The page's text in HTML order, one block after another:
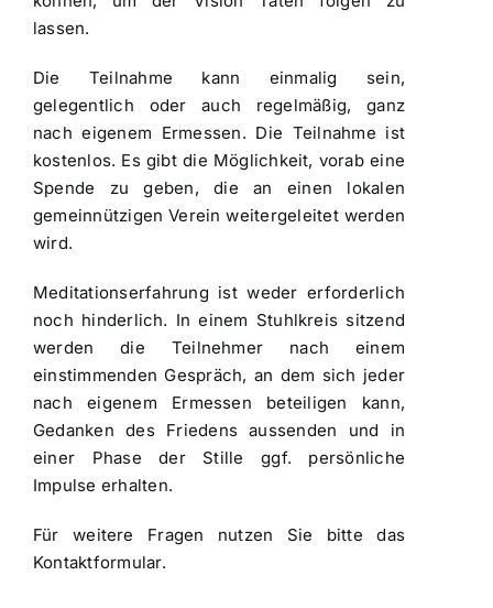
lassen.
Die Teilnahme kann einmalig sein,
gelegentlich oder auch regelmäßig, ganz
nach eigenem Ermessen. Die Teilnahme ist
kostenlos. Es gibt die Möglichkeit, vorab eine
Spende zu geben, die an einen lokalen
gemeinnützigen Verein weitergeleitet werden
wird.
Meditationserfahrung ist weder erforderlich
noch hinderlich. In einem Stuhlkreis sitzend
werden die Teilnehmer nach einem
einstimmenden Gespräch, an dem sich jeder
nach eigenem Ermessen beteiligen kann,
Gedanken des Friedens aussenden und in
einer Phase der Stille ggf. persönliche
Impulse erhalten.
Für weitere Fragen nutzen Sie bitte das
Kontaktformular.